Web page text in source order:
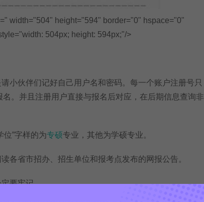
width="504" height="594" border="0" hspace="0"
504px; height: 594px;"/>
小伙伴们记好自己用户名和密码。每一个账户注册号只
。并且注册用户直接与报名后对应，在后期信息查询非
”字样的为专硕专业，其他为学硕专业。
省市招办、招生单位和报考点发布的网报公告。
要牢记。